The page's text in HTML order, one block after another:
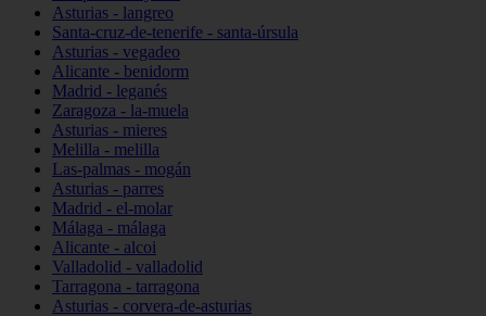
Asturias - langreo
Santa-cruz-de-tenerife - santa-úrsula
Asturias - vegadeo
Alicante - benidorm
Madrid - leganés
Zaragoza - la-muela
Asturias - mieres
Melilla - melilla
Las-palmas - mogán
Asturias - parres
Madrid - el-molar
Málaga - málaga
Alicante - alcoi
Valladolid - valladolid
Tarragona - tarragona
Asturias - corvera-de-asturias